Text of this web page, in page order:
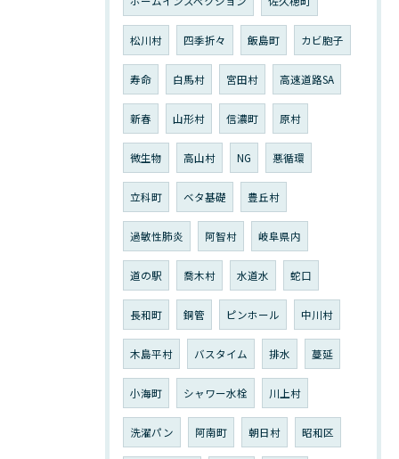
松川村 四季折々 飯島町 カビ胞子
寿命 白馬村 宮田村 高速道路SA
新春 山形村 信濃町 原村
微生物 高山村 NG 悪循環
立科町 ベタ基礎 豊丘村
過敏性肺炎 阿智村 岐阜県内
道の駅 喬木村 水道水 蛇口
長和町 銅管 ピンホール 中川村
木島平村 バスタイム 排水 蔓延
小海町 シャワー水栓 川上村
洗濯パン 阿南町 朝日村 昭和区